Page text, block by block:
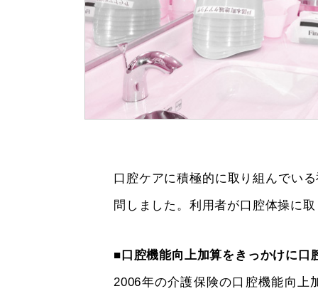
口腔ケアに積極的に取り組んでい
問しました。利用者が口腔体操に
■口腔機能向上加算をきっかけに口
2006年の介護保険の口腔機能向上